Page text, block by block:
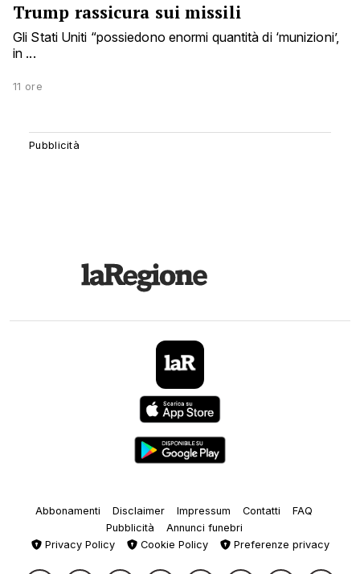
Trump rassicura sui missili
Gli Stati Uniti “possiedono enormi quantità di ‘munizioni’,
in ...
11 ore
Abbonamenti Disclaimer Impressum Contatti
FAQ
Pubblicità
Annunci funebri
Privacy Policy
Cookie Policy Preferenze privacy